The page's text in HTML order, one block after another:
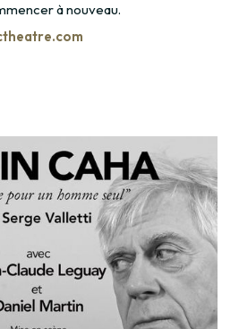
à nouveau.